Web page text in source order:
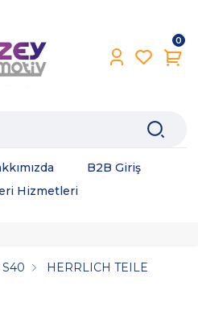
0
B2B Giriş
Hizmetleri
S40 HERRLICH TEILE